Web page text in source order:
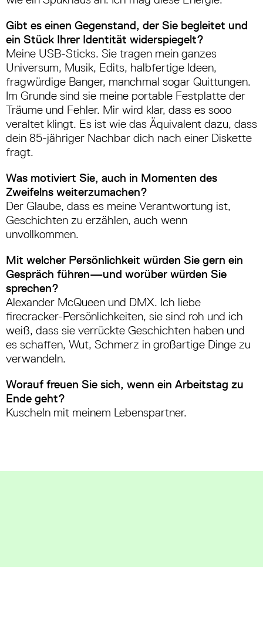
Gibt es einen Gegenstand, der Sie begleitet und
ein Stück Ihrer Identität widerspiegelt?
Meine USB-Sticks. Sie tragen mein ganzes
Universum, Musik, Edits, halbfertige Ideen,
fragwürdige Banger, manchmal sogar Quittungen.
Im Grunde sind sie meine portable Festplatte der
Träume und Fehler. Mir wird klar, dass es sooo
veraltet klingt. Es ist wie das Äquivalent dazu, dass
dein 85-jähriger Nachbar dich nach einer Diskette
fragt.
Was motiviert Sie, auch in Momenten des
Zweifelns weiterzumachen?
Der Glaube, dass es meine Verantwortung ist,
Geschichten zu erzählen, auch wenn
unvollkommen.
Mit welcher Persönlichkeit würden Sie gern ein
Gespräch führen—und worüber würden Sie
sprechen?
Alexander McQueen und DMX. Ich liebe
firecracker-Persönlichkeiten, sie sind roh und ich
weiß, dass sie verrückte Geschichten haben und
es schaffen, Wut, Schmerz in großartige Dinge zu
verwandeln.
Worauf freuen Sie sich, wenn ein Arbeitstag zu
Ende geht?
Kuscheln mit meinem Lebenspartner.